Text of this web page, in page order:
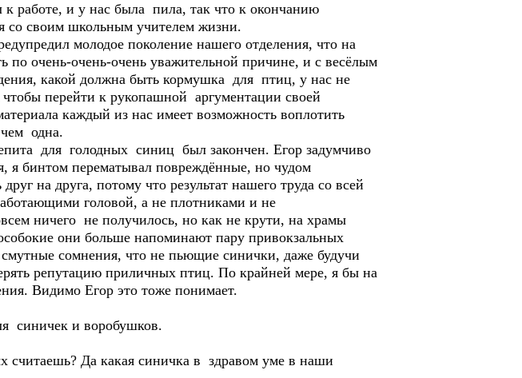
работе, и у нас была пила, так что к окончанию
со своим школьным учителем жизни.
молодое поколение нашего отделения, что на
по очень-очень-очень уважительной причине, и с весёлым
какой должна быть кормушка для птиц, у нас не
перейти к рукопашной аргументации своей
каждый из нас имеет возможность воплотить
одна.
для голодных синиц был закончен. Егор задумчиво
я бинтом перематывал повреждённые, но чудом
на друга, потому что результат нашего труда со всей
головой, а не плотниками и не
ничего не получилось, но как не крути, на храмы
они больше напоминают пару привокзальных
сомнения, что не пьющие синички, даже будучи
репутацию приличных птиц. По крайней мере, я бы на
Видимо Егор это тоже понимает.
синичек и воробушков.
Да какая синичка в здравом уме в наши